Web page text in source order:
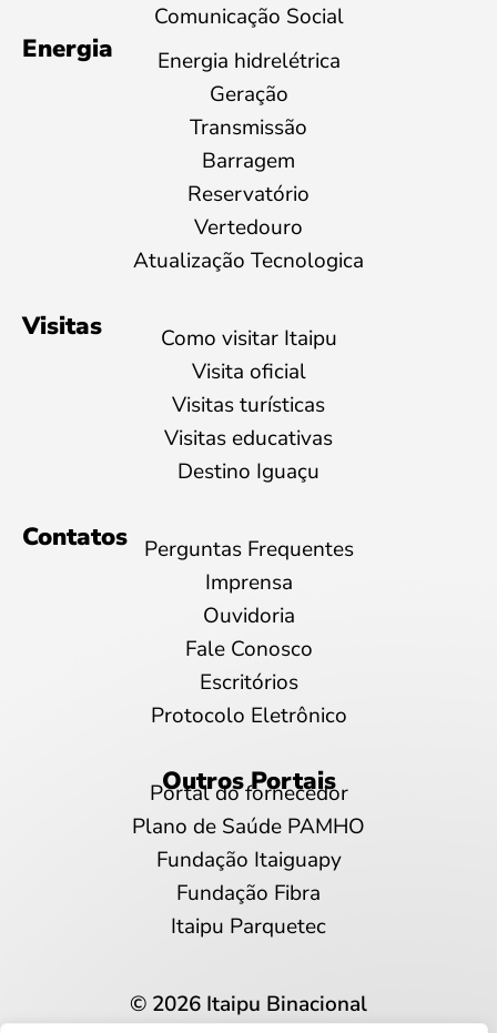
Comunicação Social
Energia
Energia hidrelétrica
Geração
Transmissão
Barragem
Reservatório
Vertedouro
Atualização Tecnologica
Visitas
Como visitar Itaipu
Visita oficial
Visitas turísticas
Visitas educativas
Destino Iguaçu
Contatos
Perguntas Frequentes
Imprensa
Ouvidoria
Fale Conosco
Escritórios
Protocolo Eletrônico
Outros Portais
Portal do fornecedor
Plano de Saúde PAMHO
Fundação Itaiguapy
Fundação Fibra
Itaipu Parquetec
© 2026 Itaipu Binacional